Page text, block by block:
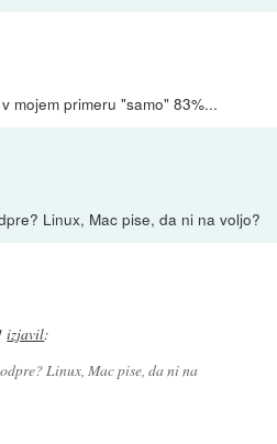
mojem primeru "samo" 83%...
Linux, Mac pise, da ni na voljo?
izjavil:
Linux, Mac pise, da ni na